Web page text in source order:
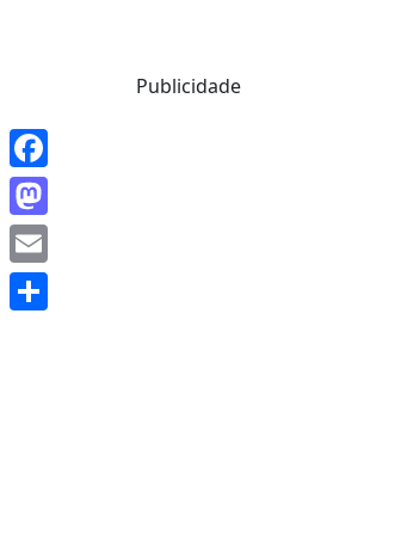
Publicidade
Facebook
Mastodon
Email